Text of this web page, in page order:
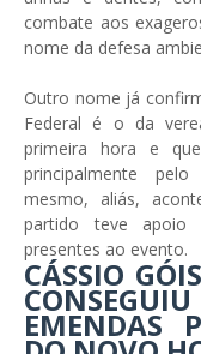
combate aos
nome da defesa
Outro nome já
Federal é o da
primeira hora e
principalmente
mesmo, aliás,
partido teve apoio
presentes ao evento.
CÁSSIO
EMENDAS